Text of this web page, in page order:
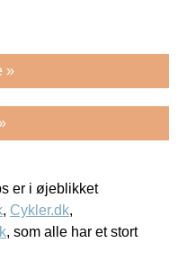
»
er i øjeblikket
, Cykler.dk,
, som alle har et stort